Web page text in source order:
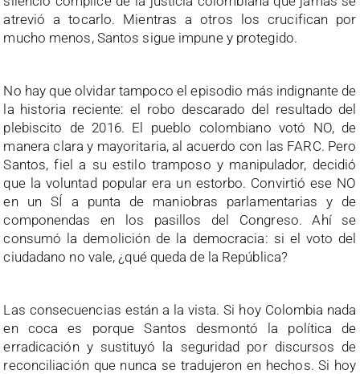
atrevió a tocarlo. Mientras a otros los crucifican por
mucho menos, Santos sigue impune y protegido.
No hay que olvidar tampoco el episodio más indignante de
la historia reciente: el robo descarado del resultado del
plebiscito de 2016. El pueblo colombiano votó NO, de
manera clara y mayoritaria, al acuerdo con las FARC. Pero
Santos, fiel a su estilo tramposo y manipulador, decidió
que la voluntad popular era un estorbo. Convirtió ese NO
en un SÍ a punta de maniobras parlamentarias y de
componendas en los pasillos del Congreso. Ahí se
consumó la demolición de la democracia: si el voto del
ciudadano no vale, ¿qué queda de la República?
Las consecuencias están a la vista. Si hoy Colombia nada
en coca es porque Santos desmontó la política de
erradicación y sustituyó la seguridad por discursos de
reconciliación que nunca se tradujeron en hechos. Si hoy